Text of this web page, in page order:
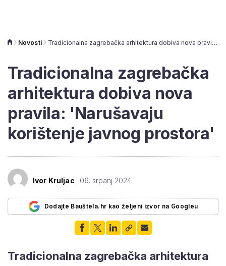
Novosti Tradicionalna zagrebačka arhitektura dobiva nova pravila: 'Narušavaju korištenje javnog prostora'
Tradicionalna zagrebačka
arhitektura dobiva nova
pravila: 'Narušavaju
korištenje javnog prostora'
Ivor Kruljac 06. srpanj 2024.
Dodajte Bauštela.hr kao željeni izvor na Googleu
Tradicionalna zagrebačka arhitektura